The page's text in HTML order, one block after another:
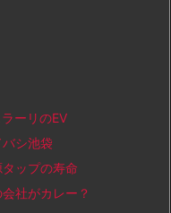
ーリのEV
シ池袋
ップの寿命
社がカレー？